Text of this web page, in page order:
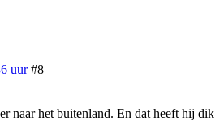
uur #8
naar het buitenland. En dat heeft hij dik